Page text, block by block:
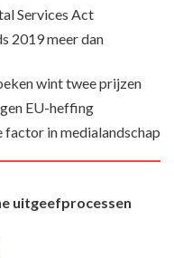
Services Act
2019 meer dan
wint twee prijzen
EU-heffing
in medialandschap
uitgeefprocessen